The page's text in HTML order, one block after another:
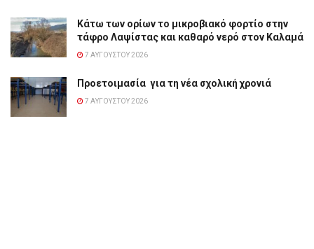
Κάτω των ορίων το μικροβιακό φορτίο στην
τάφρο Λαψίστας και καθαρό νερό στον Καλαμά
7 ΑΥΓΟΎΣΤΟΥ 2026
Προετοιμασία για τη νέα σχολική χρονιά
7 ΑΥΓΟΎΣΤΟΥ 2026